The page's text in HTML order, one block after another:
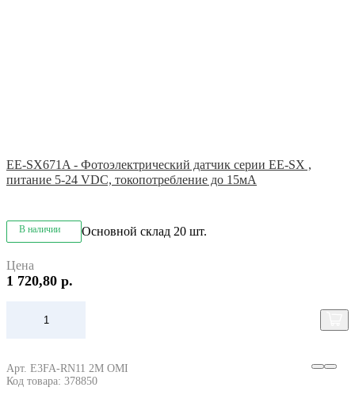
EE-SX671A - Фотоэлектрический датчик серии EE-SX ,
питание 5-24 VDC, токопотребление до 15мА
В наличии Основной склад 20 шт.
Цена
1 720,80 р.
Арт. E3FA-RN11 2M OMI
Код товара: 378850